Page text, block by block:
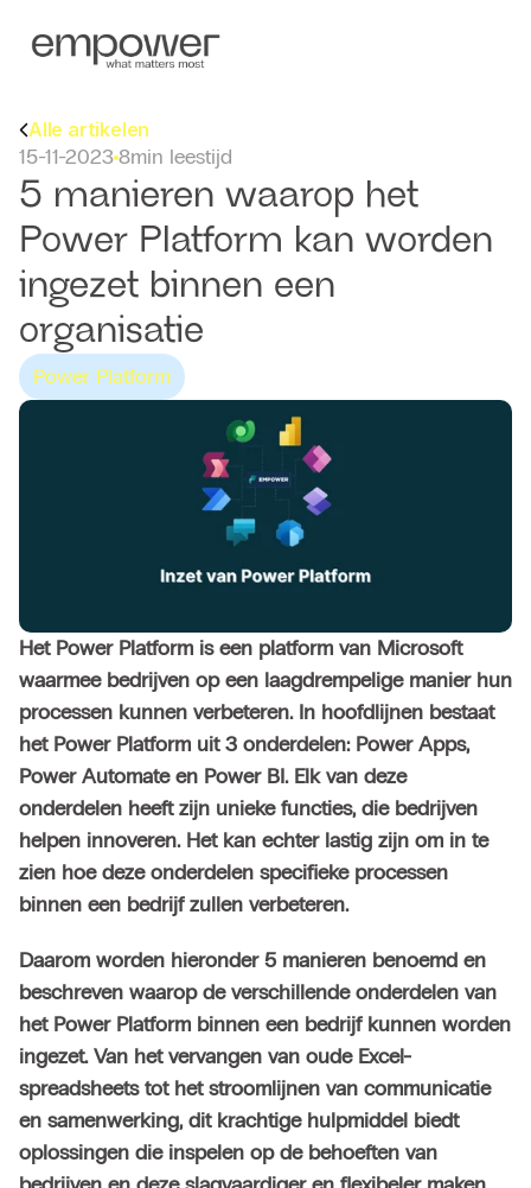
Alle artikelen
15-11-20238min leestijd
5 manieren waarop het
Power Platform kan worden
ingezet binnen een
organisatie
Power Platform
Het Power Platform is een platform van Microsoft
waarmee bedrijven op een laagdrempelige manier hun
processen kunnen verbeteren. In hoofdlijnen bestaat
het Power Platform uit 3 onderdelen:Power Apps,
Power Automateen Power BI. Elk van deze
onderdelen heeft zijn unieke functies, die bedrijven
helpen innoveren. Het kan echter lastig zijn om in te
zien hoe deze onderdelen specifieke processen
binnen een bedrijf zullen verbeteren.
Daarom worden hieronder 5 manieren benoemd en
beschreven waarop de verschillende onderdelen van
het Power Platform binnen een bedrijf kunnen worden
ingezet. Van het vervangen van oude Excel-
spreadsheets tot het stroomlijnen van communicatie
en samenwerking, dit krachtige hulpmiddel biedt
oplossingen die inspelen op de behoeften van